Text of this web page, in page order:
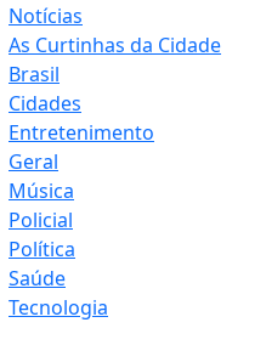
Notícias
As Curtinhas da Cidade
Brasil
Cidades
Entretenimento
Geral
Música
Policial
Política
Saúde
Tecnologia